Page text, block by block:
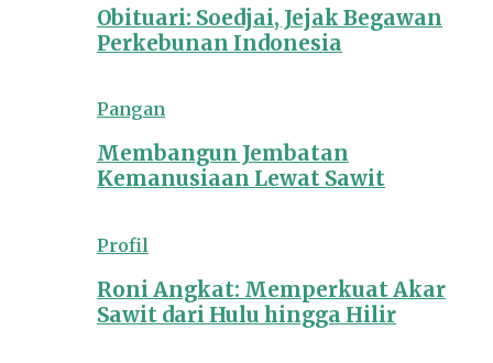
Obituari: Soedjai, Jejak Begawan
Perkebunan Indonesia
Pangan
Membangun Jembatan
Kemanusiaan Lewat Sawit
Profil
Roni Angkat: Memperkuat Akar
Sawit dari Hulu hingga Hilir